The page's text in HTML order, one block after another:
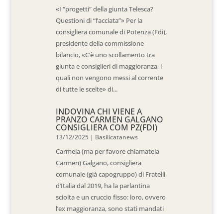
«I “progetti” della giunta Telesca?
Questioni di “facciata”» Per la
consigliera comunale di Potenza (Fdi),
presidente della commissione
bilancio, «C’è uno scollamento tra
giunta e consiglieri di maggioranza, i
quali non vengono messi al corrente
di tutte le scelte» di...
INDOVINA CHI VIENE A
PRANZO CARMEN GALGANO
CONSIGLIERA COM PZ(FDI)
13/12/2025 | Basilicatanews
Carmela (ma per favore chiamatela
Carmen) Galgano, consigliera
comunale (già capogruppo) di Fratelli
d’Italia dal 2019, ha la parlantina
sciolta e un cruccio fisso: loro, ovvero
l’ex maggioranza, sono stati mandati